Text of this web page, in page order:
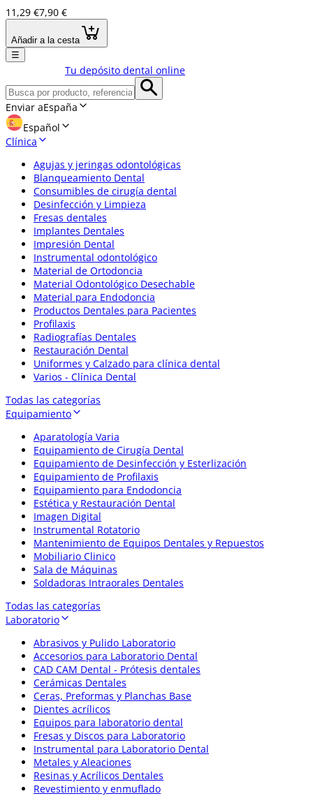
11,29 €7,90 €
Añadir a la cesta
☰
Tu depósito dental online
Enviar aEspaña
Español
Clínica
Agujas y jeringas odontológicas
Blanqueamiento Dental
Consumibles de cirugía dental
Desinfección y Limpieza
Fresas dentales
Implantes Dentales
Impresión Dental
Instrumental odontológico
Material de Ortodoncia
Material Odontológico Desechable
Material para Endodoncia
Productos Dentales para Pacientes
Profilaxis
Radiografías Dentales
Restauración Dental
Uniformes y Calzado para clínica dental
Varios - Clínica Dental
Todas las categorías
Equipamiento
Aparatología Varia
Equipamiento de Cirugía Dental
Equipamiento de Desinfección y Esterlización
Equipamiento de Profilaxis
Equipamiento para Endodoncia
Estética y Restauración Dental
Imagen Digital
Instrumental Rotatorio
Mantenimiento de Equipos Dentales y Repuestos
Mobiliario Clinico
Sala de Máquinas
Soldadoras Intraorales Dentales
Todas las categorías
Laboratorio
Abrasivos y Pulido Laboratorio
Accesorios para Laboratorio Dental
CAD CAM Dental - Prótesis dentales
Cerámicas Dentales
Ceras, Preformas y Planchas Base
Dientes acrílicos
Equipos para laboratorio dental
Fresas y Discos para Laboratorio
Instrumental para Laboratorio Dental
Metales y Aleaciones
Resinas y Acrílicos Dentales
Revestimiento y enmuflado